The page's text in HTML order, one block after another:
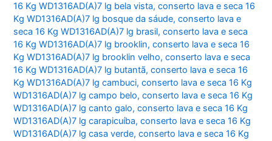
16 Kg WD1316AD(A)7 lg bela vista,conserto lava e seca 16
Kg WD1316AD(A)7 lg bosque da sáude,conserto lava e
seca 16 Kg WD1316AD(A)7 lg brasil,conserto lava e seca
16 Kg WD1316AD(A)7 lg brooklin,conserto lava e seca 16
Kg WD1316AD(A)7 lg brooklin velho,conserto lava e seca
16 Kg WD1316AD(A)7 lg butantã,conserto lava e seca 16
Kg WD1316AD(A)7 lg cambuci,conserto lava e seca 16 Kg
WD1316AD(A)7 lg campo belo,conserto lava e seca 16 Kg
WD1316AD(A)7 lg canto galo,conserto lava e seca 16 Kg
WD1316AD(A)7 lg carapicuíba,conserto lava e seca 16 Kg
WD1316AD(A)7 lg casa verde,conserto lava e seca 16 Kg